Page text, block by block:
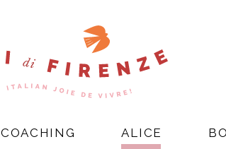
COACHING ALICE